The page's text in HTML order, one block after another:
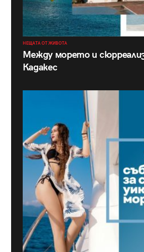
НЕЩАТА ОТ ЖИВОТА
Между морето и
Кадакес